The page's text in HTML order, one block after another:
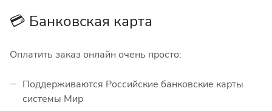
💳 Банковская карта
Оплатить заказ онлайн очень просто:
Поддерживаются Российские банковские карты
системы Мир